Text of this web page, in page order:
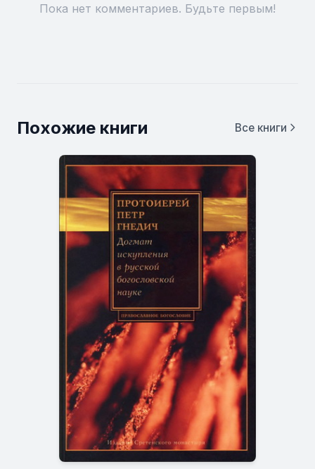
Пока нет комментариев. Будьте первым!
Похожие книги Все книги